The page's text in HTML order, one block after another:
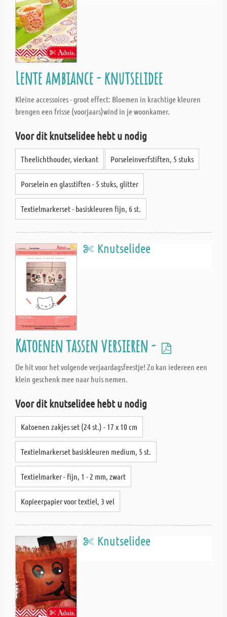
Lente ambiance - knutselidee
Kleine accessoires - groot effect: Bloemen in krachtige kleuren
brengen een frisse (voorjaars)wind in je woonkamer.
Voor dit knutselidee hebt u nodig
Theelichthouder, vierkant Porseleinverfstiften, 5 stuks
Porselein en glasstiften - 5 stuks, glitter
Textielmarkerset - basiskleuren fijn, 6 st.
Knutselidee
Katoenen tassen versieren -
De hit voor het volgende verjaardagsfeestje! Zo kan iedereen een
klein geschenk mee naar huis nemen.
Voor dit knutselidee hebt u nodig
Katoenen zakjes set (24 st.) - 17 x 10 cm
Textielmarkerset basiskleuren medium, 5 st.
Textielmarker - fijn, 1 - 2 mm, zwart
Kopieerpapier voor textiel, 3 vel
Knutselidee